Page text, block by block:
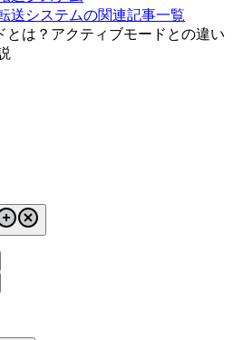
送システムの関連記事一覧
とは？アクティブモードとの違い